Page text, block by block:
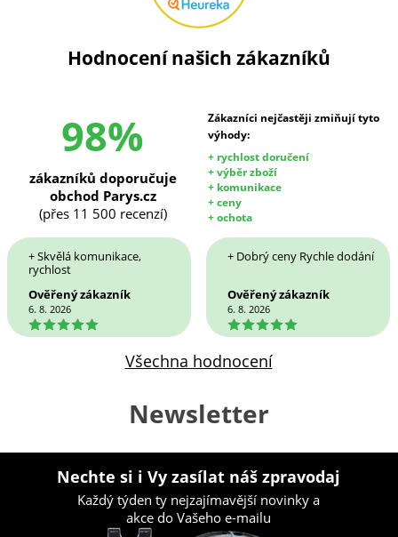
Hodnocení našich zákazníků
98%
Zákazníci nejčastěji zmiňují tyto
výhody:
+ rychlost doručení
+ výběr zboží
+ komunikace
+ ceny
+ ochota
zákazníků doporučuje
obchod Parys.cz
(přes 11 500 recenzí)
+ Skvělá komunikace,
rychlost
Ověřený zákazník
6. 8. 2026
5
+ Dobrý ceny Rychle dodání
Ověřený zákazník
6. 8. 2026
5
Všechna hodnocení
Newsletter
Nechte si i Vy zasílat náš zpravodaj
Každý týden ty nejzajímavější novinky a
akce do Vašeho e-mailu